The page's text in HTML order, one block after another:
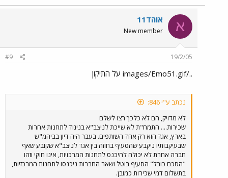
א אוהד11
New member
19/2/05
#9
../images/Emo51.gif על התיקון
נכתב ע"י 846:
לא מדויק, הם לא כלכך רצו לשלם
שכירות.... התמח"ת לא שייכת לניצב"א בניגוד לתחנות אחרות
בארץ, אגד הוא רק אחד השותפים. בעבר היה דיון בביהמ"ש
שבעיקבותיו ניקבע שהסעיף בחוזה בין אגד לניצב"א שקובע שאף
חברה אחרת לא יכולה להיכנס לתחנות המרכזיות, אינו חוקי וזהו
"הסכם כובל" הסעיף בוטל ושאר החברות ניכנסו לתחנות המרכזיות,
בתשלום דמי שכירות כמובן.